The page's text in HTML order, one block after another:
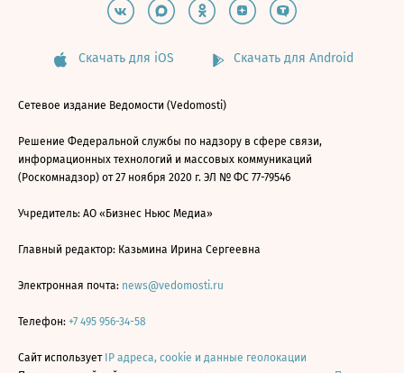
Скачать для iOS Скачать для Android
Сетевое издание Ведомости (Vedomosti)
Решение Федеральной службы по надзору в сфере связи,
информационных технологий и массовых коммуникаций
(Роскомнадзор) от 27 ноября 2020 г. ЭЛ № ФС 77-79546
Учредитель: АО «Бизнес Ньюс Медиа»
Главный редактор: Казьмина Ирина Сергеевна
Электронная почта: news@vedomosti.ru
Телефон: +7 495 956-34-58
Сайт использует IP адреса, cookie и данные геолокации